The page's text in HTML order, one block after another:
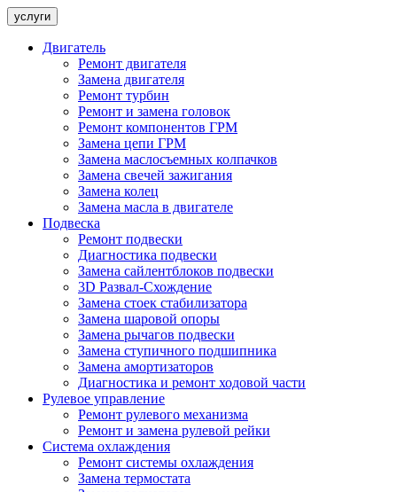
услуги
Двигатель
Ремонт двигателя
Замена двигателя
Ремонт турбин
Ремонт и замена головок
Ремонт компонентов ГРМ
Замена цепи ГРМ
Замена маслосъемных колпачков
Замена свечей зажигания
Замена колец
Замена масла в двигателе
Подвеска
Ремонт подвески
Диагностика подвески
Замена сайлентблоков подвески
3D Развал-Схождение
Замена стоек стабилизатора
Замена шаровой опоры
Замена рычагов подвески
Замена ступичного подшипника
Замена амортизаторов
Диагностика и ремонт ходовой части
Рулевое управление
Ремонт рулевого механизма
Ремонт и замена рулевой рейки
Система охлаждения
Ремонт системы охлаждения
Замена термостата